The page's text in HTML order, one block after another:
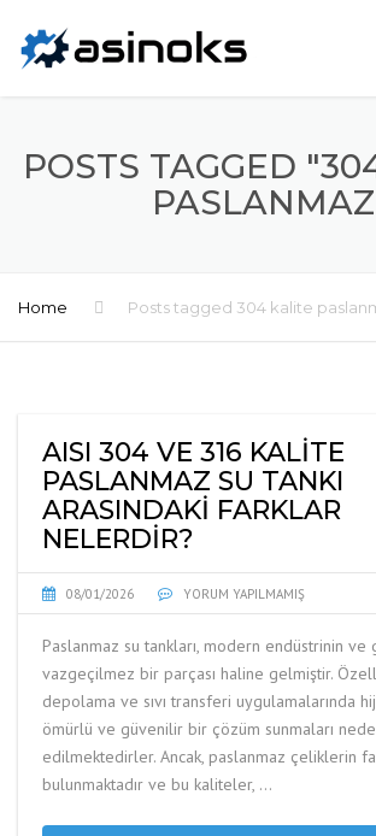
POSTS TAGGED
Home Posts tagged 304 kalite
AISI 304 VE 316 KALITE
PASLANMAZ SU TANKI
ARASINDAKI FARKLAR
NELERDIR?
08/01/2026 YORUM YAPILMAMIŞ
Paslanmaz su tankları, modern endüstrinin ve
vazgeçilmez bir parçası haline gelmiştir.
depolama ve sıvı transferi uygulamalarında
ömürlü ve güvenilir bir çözüm sunmaları
edilmektedirler. Ancak, paslanmaz çeliklerin
bulunmaktadır ve bu kaliteler, …